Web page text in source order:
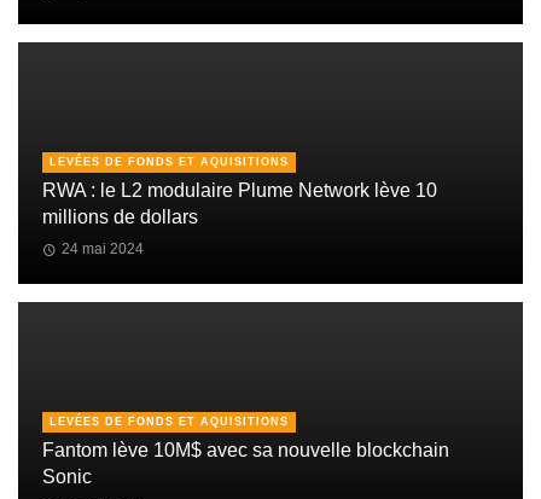
LEVÉES DE FONDS ET AQUISITIONS
RWA : le L2 modulaire Plume Network lève 10
millions de dollars
24 mai 2024
LEVÉES DE FONDS ET AQUISITIONS
Fantom lève 10M$ avec sa nouvelle blockchain
Sonic